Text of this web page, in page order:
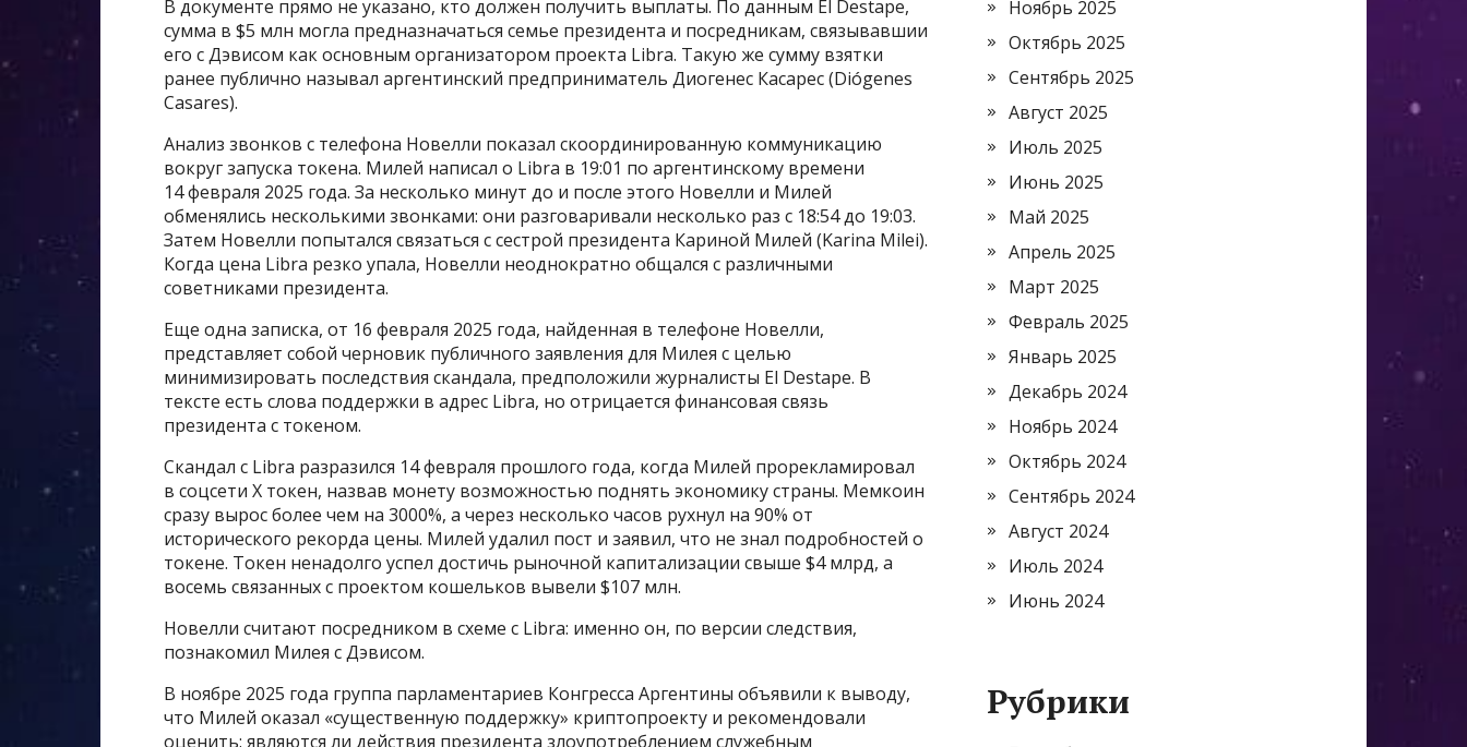
В документе прямо не указано, кто должен получить выплаты. По данным El Destape,
сумма в $5 млн могла предназначаться семье президента и посредникам, связывавшии
его с Дэвисом как основным организатором проекта Libra. Такую же сумму взятки
ранее публично называл аргентинский предприниматель Диогенес Касарес (Diógenes
Casares).
Анализ звонков с телефона Новелли показал скоординированную коммуникацию
вокруг запуска токена. Милей написал о Libra в 19:01 по аргентинскому времени
14 февраля 2025 года. За несколько минут до и после этого Новелли и Милей
обменялись несколькими звонками: они разговаривали несколько раз с 18:54 до 19:03.
Затем Новелли попытался связаться с сестрой президента Кариной Милей (Karina Milei).
Когда цена Libra резко упала, Новелли неоднократно общался с различными
советниками президента.
Еще одна записка, от 16 февраля 2025 года, найденная в телефоне Новелли,
представляет собой черновик публичного заявления для Милея с целью
минимизировать последствия скандала, предположили журналисты El Destape. В
тексте есть слова поддержки в адрес Libra, но отрицается финансовая связь
президента с токеном.
Скандал с Libra разразился 14 февраля прошлого года, когда Милей прорекламировал
в соцсети X токен, назвав монету возможностью поднять экономику страны. Мемкоин
сразу вырос более чем на 3000%, а через несколько часов рухнул на 90% от
исторического рекорда цены. Милей удалил пост и заявил, что не знал подробностей о
токене. Токен ненадолго успел достичь рыночной капитализации свыше $4 млрд, а
восемь связанных с проектом кошельков вывели $107 млн.
Новелли считают посредником в схеме с Libra: именно он, по версии следствия,
познакомил Милея с Дэвисом.
В ноябре 2025 года группа парламентариев Конгресса Аргентины объявили к выводу,
что Милей оказал «существенную поддержку» криптопроекту и рекомендовали
оценить: являются ли действия президента злоупотреблением служебным
Ноябрь 2025
Октябрь 2025
Сентябрь 2025
Август 2025
Июль 2025
Июнь 2025
Май 2025
Апрель 2025
Март 2025
Февраль 2025
Январь 2025
Декабрь 2024
Ноябрь 2024
Октябрь 2024
Сентябрь 2024
Август 2024
Июль 2024
Июнь 2024
Рубрики